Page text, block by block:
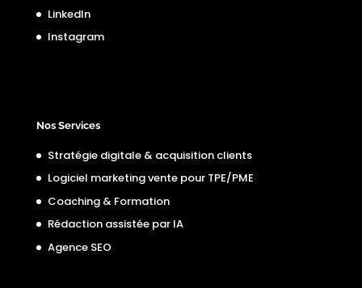
LinkedIn
Instagram
Nos Services
Stratégie digitale & acquisition clients
Logiciel marketing vente pour TPE/PME
Coaching & Formation
Rédaction assistée par IA
Agence SEO